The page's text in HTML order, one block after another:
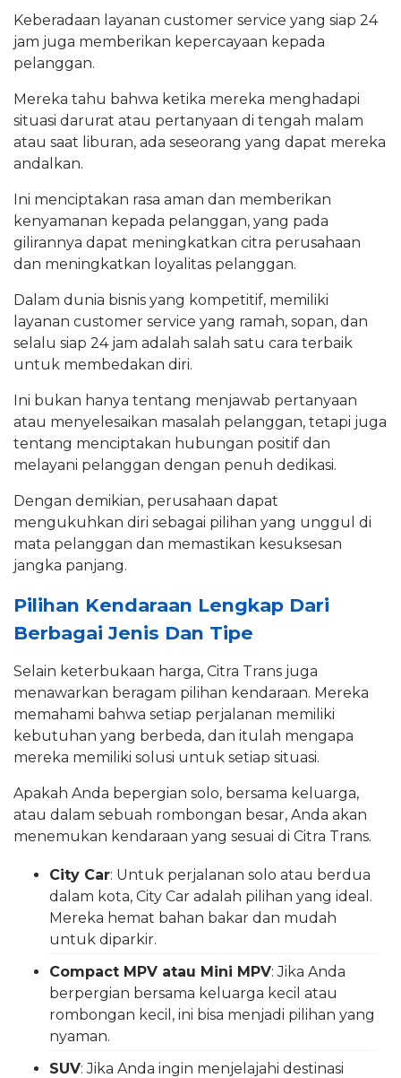
Keberadaan layanan customer service yang siap 24
jam juga memberikan kepercayaan kepada
pelanggan.
Mereka tahu bahwa ketika mereka menghadapi
situasi darurat atau pertanyaan di tengah malam
atau saat liburan, ada seseorang yang dapat mereka
andalkan.
Ini menciptakan rasa aman dan memberikan
kenyamanan kepada pelanggan, yang pada
gilirannya dapat meningkatkan citra perusahaan
dan meningkatkan loyalitas pelanggan.
Dalam dunia bisnis yang kompetitif, memiliki
layanan customer service yang ramah, sopan, dan
selalu siap 24 jam adalah salah satu cara terbaik
untuk membedakan diri.
Ini bukan hanya tentang menjawab pertanyaan
atau menyelesaikan masalah pelanggan, tetapi juga
tentang menciptakan hubungan positif dan
melayani pelanggan dengan penuh dedikasi.
Dengan demikian, perusahaan dapat
mengukuhkan diri sebagai pilihan yang unggul di
mata pelanggan dan memastikan kesuksesan
jangka panjang.
Pilihan Kendaraan Lengkap Dari
Berbagai Jenis Dan Tipe
Selain keterbukaan harga, Citra Trans juga
menawarkan beragam pilihan kendaraan. Mereka
memahami bahwa setiap perjalanan memiliki
kebutuhan yang berbeda, dan itulah mengapa
mereka memiliki solusi untuk setiap situasi.
Apakah Anda bepergian solo, bersama keluarga,
atau dalam sebuah rombongan besar, Anda akan
menemukan kendaraan yang sesuai di Citra Trans.
City Car: Untuk perjalanan solo atau berdua
dalam kota, City Car adalah pilihan yang ideal.
Mereka hemat bahan bakar dan mudah
untuk diparkir.
Compact MPV atau Mini MPV: Jika Anda
berpergian bersama keluarga kecil atau
rombongan kecil, ini bisa menjadi pilihan yang
nyaman.
SUV: Jika Anda ingin menjelajahi destinasi